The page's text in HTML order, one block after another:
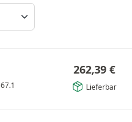
262,39 €
Lieferbar